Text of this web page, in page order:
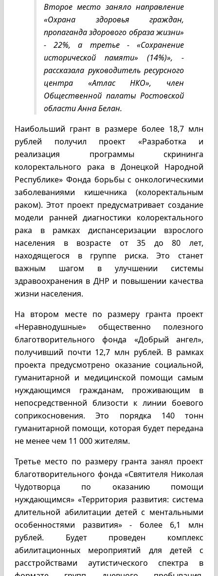
Второе место заняло направление
«Охрана здоровья граждан,
пропаганда здорового образа жизни»
- 22%, а третье - «Сохранение
исторической памяти» (14%)», -
рассказала руководитель ресурсного
центра «Атлас НКО», член
Общественной палаты Ростовской
области Анна Белан.
Наибольший грант в размере более 18,7 млн
рублей получил проект «Разработка и
реализация программы скрининга
колоректального рака в Донецкой Народной
Республике» Фонда борьбы с онкологическими
заболеваниями кишечника (колоректальным
раком). Этот проект предусматривает создание
модели ранней диагностики колоректального
рака в рамках диспансеризации взрослого
населения в возрасте от 35 до 80 лет,
находящегося в группе риска. Это станет
важным шагом в улучшении системы
здравоохранения в ДНР и повышении качества
жизни населения.
На втором месте по размеру гранта проект
«Неравнодушные» общественно полезного
благотворительного фонда «Добрый ангел»,
получивший почти 12,7 млн рублей. В рамках
проекта предусмотрено оказание социальной,
гуманитарной и медицинской помощи самым
нуждающимся гражданам, проживающим в
непосредственной близости к линии боевого
соприкосновения. Это порядка 140 тонн
гуманитарной помощи, которая будет передана
не менее чем 11 000 жителям.
Третье место по размеру гранта занял проект
благотворительного фонда «Святителя Николая
Чудотворца по оказанию помощи
нуждающимся» «Территория развития: система
длительной абилитации детей с ментальными
особенностями развития» - более 6,1 млн
рублей. Будет проведен комплекс
абилитационных мероприятий для детей с
расстройствами аутистического спектра в